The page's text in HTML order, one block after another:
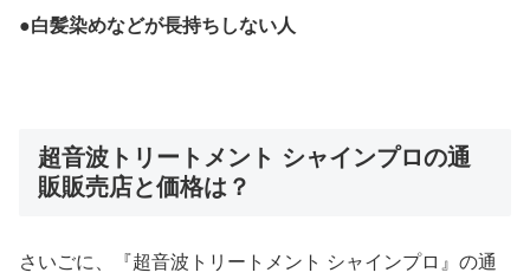
●白髪染めなどが長持ちしない人
超音波トリートメント シャインプロの通
販販売店と価格は？
さいごに、『超音波トリートメント シャインプロ』の通